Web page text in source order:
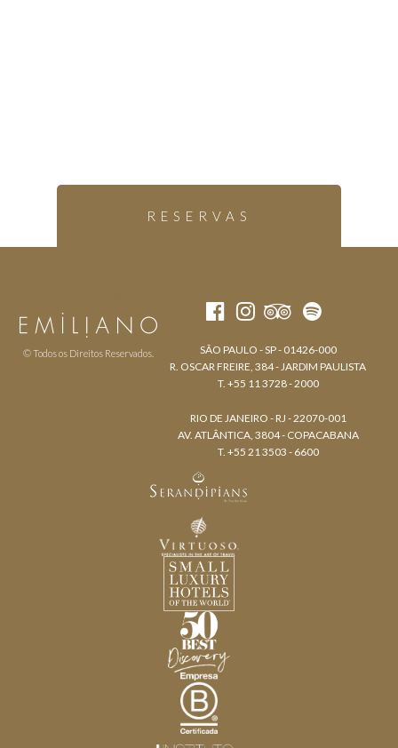
RESERVAS
© Todos os Direitos Reservados.
SÃO PAULO - SP - 01426-000
R. OSCAR FREIRE, 384 - JARDIM PAULISTA
T. +55 11 3728 - 2000
RIO DE JANEIRO - RJ - 22070-001
AV. ATLÂNTICA, 3804 - COPACABANA
T. +55 21 3503 - 6600